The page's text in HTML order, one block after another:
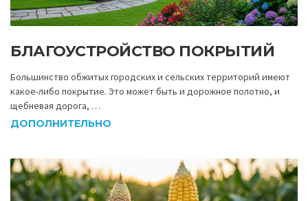
БЛАГОУСТРОЙСТВО ПОКРЫТИЙ
Большинство обжитых городских и сельских территорий имеют
какое-либо покрытие. Это может быть и дорожное полотно, и
щебневая дорога, …
ДОПОЛНИТЕЛЬНО